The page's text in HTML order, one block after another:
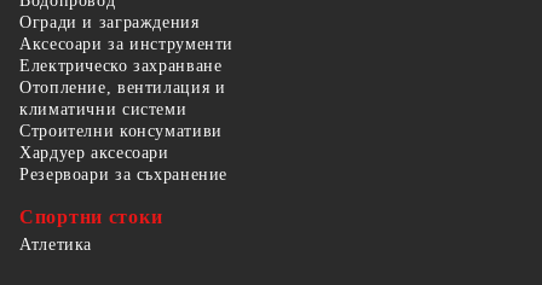
Огради и заграждения
Аксесоари за инструменти
Електрическо захранване
Отопление, вентилация и
климатични системи
Строителни консумативи
Хардуер аксесоари
Резервоари за съхранение
Спортни стоки
Атлетика